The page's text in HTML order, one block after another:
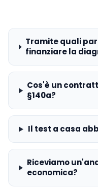
Tramite quali
finanziare la
Cos'è un
§140a?
Il test a casa
Riceviamo
economica?